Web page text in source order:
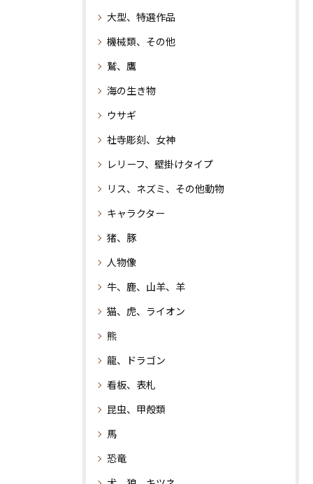
大型、特選作品
機械類、その他
鷲、鷹
海の生き物
ウサギ
社寺彫刻、女神
レリーフ、壁掛けタイプ
リス、ネズミ、その他動物
キャラクター
猪、豚
人物像
牛、鹿、山羊、羊
猫、虎、ライオン
熊
龍、ドラゴン
看板、表札
昆虫、甲殻類
馬
恐竜